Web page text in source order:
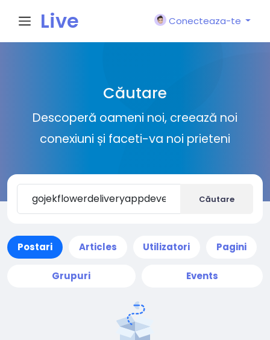
Live
Conecteaza-te
Căutare
Descoperă oameni noi, creează noi
conexiuni și faceti-va noi prieteni
Căutare
Postari Articles Utilizatori Pagini
Grupuri Events